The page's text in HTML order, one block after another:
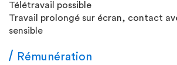
Télétravail possible
Travail prolongé sur écran, contact
sensible
Rémunération